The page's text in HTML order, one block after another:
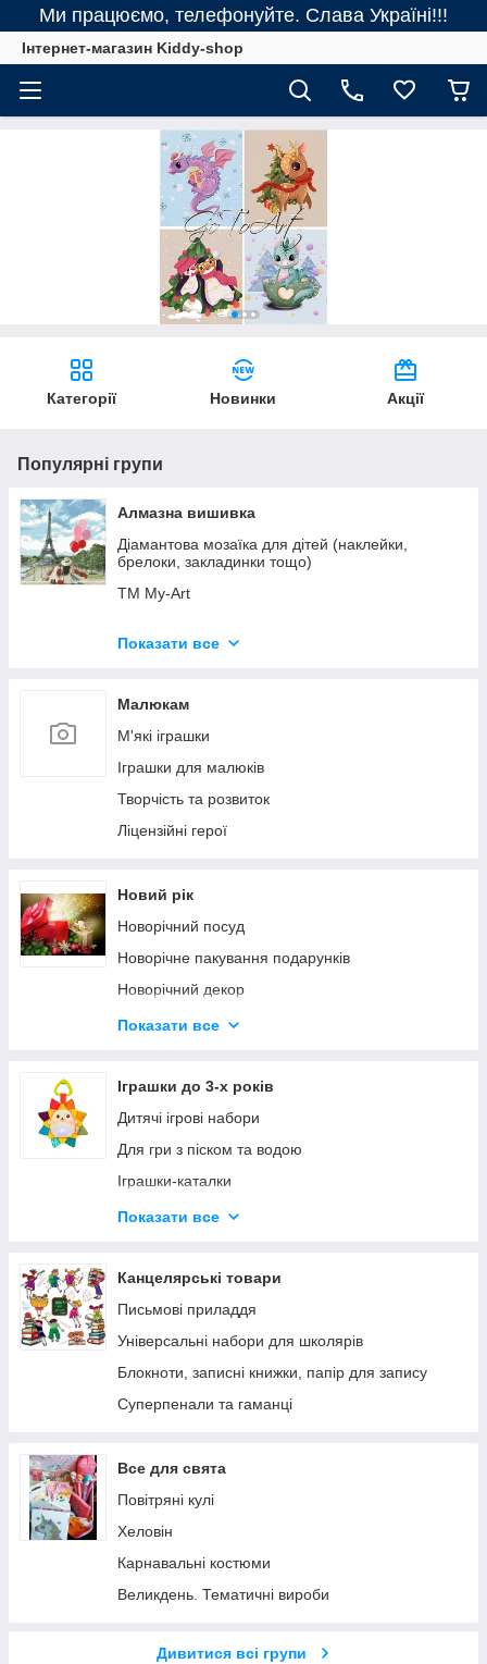
Ми працюємо, телефонуйте. Слава Україні!!!
Інтернет-магазин Kiddy-shop
Категорії Новинки Акції
Популярні групи
Алмазна вишивка
Діамантова мозаїка для дітей (наклейки,
брелоки, закладинки тощо)
ТМ My-Art
Показати все
Малюкам
М'які іграшки
Іграшки для малюків
Творчість та розвиток
Ліцензійні герої
Новий рік
Новорічний посуд
Новорічне пакування подарунків
Новорічний декор
Адвент календарі
Різдвяні залізниці
Показати все
Іграшки до 3-х років
Дитячі ігрові набори
Для гри з піском та водою
Іграшки-каталки
Машинки для малюків
Фігурки для малюків
Показати все
Канцелярські товари
Письмові приладдя
Універсальні набори для школярів
Блокноти, записні книжки, папір для запису
Суперпенали та гаманці
Все для свята
Повітряні кулі
Хеловін
Карнавальні костюми
Великдень. Тематичні вироби
Дивитися всі групи